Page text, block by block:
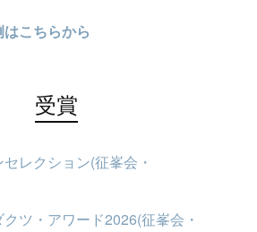
こちらから
受賞
レクション(征峯会・
ツ・アワード2026(征峯会・